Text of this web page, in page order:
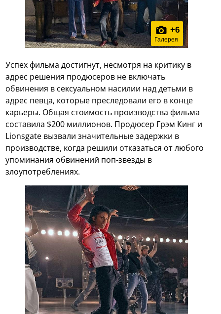
+6
Галерея
Успех фильма достигнут, несмотря на критику в
адрес решения продюсеров не включать
обвинения в сексуальном насилии над детьми в
адрес певца, которые преследовали его в конце
карьеры. Общая стоимость производства фильма
составила $200 миллионов. Продюсер Грэм Кинг и
Lionsgate вызвали значительные задержки в
производстве, когда решили отказаться от любого
упоминания обвинений поп-звезды в
злоупотреблениях.